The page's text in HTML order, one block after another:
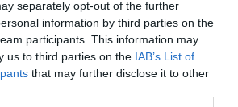
separately opt-out of the further
information by third parties on the
participants. This information may
us to third parties on the IAB’s List of
that may further disclose it to other
primavera y verano, manteniendo el
húmedo pero evitando los
otoño reducir los riegos a medida